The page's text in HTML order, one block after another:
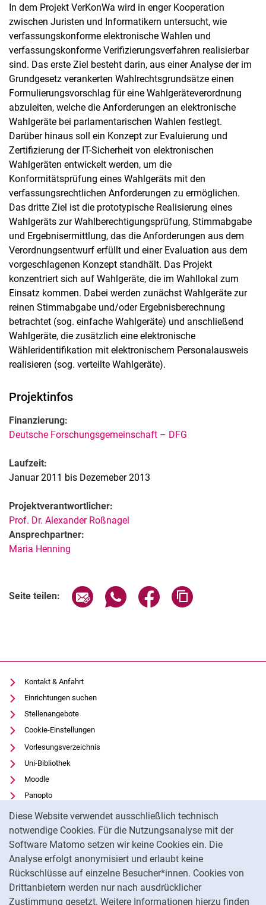
Diese Website verwendet ausschließlich technisch
notwendige Cookies. Für die Nutzungsanalyse mit der
Software Matomo setzen wir keine Cookies ein. Die
Analyse erfolgt anonymisiert und erlaubt keine
Rückschlüsse auf einzelne Besucher*innen. Cookies von
Drittanbietern werden nur nach ausdrücklicher
Zustimmung gesetzt. Weitere Informationen hierzu finden
In dem Projekt VerKonWa wird in enger Kooperation
zwischen Juristen und Informatikern untersucht, wie
verfassungskonforme elektronische Wahlen und
verfassungskonforme Verifizierungsverfahren realisierbar
sind. Das erste Ziel besteht darin, aus einer Analyse der im
Grundgesetz verankerten Wahlrechtsgrundsätze einen
Formulierungsvorschlag für eine Wahlgeräteverordnung
abzuleiten, welche die Anforderungen an elektronische
Wahlgeräte bei parlamentarischen Wahlen festlegt.
Darüber hinaus soll ein Konzept zur Evaluierung und
Zertifizierung der IT-Sicherheit von elektronischen
Wahlgeräten entwickelt werden, um die
Konformitätsprüfung eines Wahlgeräts mit den
verfassungsrechtlichen Anforderungen zu ermöglichen.
Das dritte Ziel ist die prototypische Realisierung eines
Wahlgeräts zur Wahlberechtigungsprüfung, Stimmabgabe
und Ergebnisermittlung, das die Anforderungen aus dem
Verordnungsentwurf erfüllt und einer Evaluation aus dem
vorgeschlagenen Konzept standhält. Das Projekt
konzentriert sich auf Wahlgeräte, die im Wahllokal zum
Einsatz kommen. Dabei werden zunächst Wahlgeräte zur
reinen Stimmabgabe und/oder Ergebnisberechnung
betrachtet (sog. einfache Wahlgeräte) und anschließend
Wahlgeräte, die zusätzlich eine elektronische
Wähleridentifikation mit elektronischem Personalausweis
realisieren (sog. verteilte Wahlgeräte).
Projektinfos
Finanzierung:
Deutsche Forschungsgemeinschaft – DFG
Laufzeit:
Januar 2011 bis Dezemeber 2013
Projektverantwortlicher:
Prof. Dr. Alexander Roßnagel
Ansprechpartner:
Maria Henning
Seite teilen: Seite über E-Mail teilen
Seite über WhatsApp teilen
Seite über Facebook
Kontakt & Anfahrt
Einrichtungen suchen
Stellenangebote
Cookie-Einstellungen
Vorlesungsverzeichnis
Uni-Bibliothek
Moodle
Panopto
Datenschutz
Barrierefreiheit
Transparenter KI-Einsatz
Impressum
Externer Link: Universität Kassel auf
Facebook(öffnet neues Fenster)
Externer Link: Universität Kassel auf
Instagram (öffnet neues Fenster)